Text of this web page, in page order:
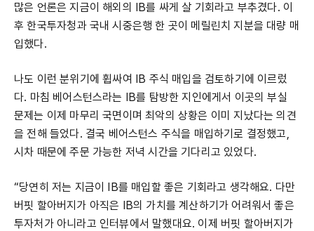
많은 언론은 지금이 해외의 IB를 싸게 살 기회라고 부추겼다. 이
후 한국투자청과 국내 시중은행 한 곳이 메릴린치 지분을 대량 매
입했다.
나도 이런 분위기에 휩싸여 IB 주식 매입을 검토하기에 이르렀
다. 마침 베어스턴스라는 IB를 탐방한 지인에게서 이곳의 부실
문제는 이제 마무리 국면이며 최악의 상황은 이미 지났다는 의견
을 전해 들었다. 결국 베어스턴스 주식을 매입하기로 결정했고,
시차 때문에 주문 가능한 저녁 시간을 기다리고 있었다.
“당연히 저는 지금이 IB를 매입할 좋은 기회라고 생각해요. 다만
버핏 할아버지가 아직은 IB의 가치를 계산하기가 어려워서 좋은
투자처가 아니라고 인터뷰에서 말했대요. 이제 버핏 할아버지가